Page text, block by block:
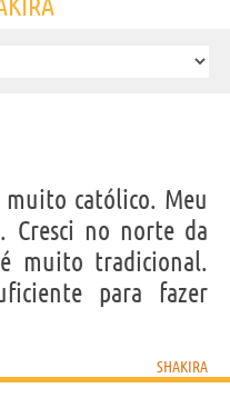
de Shakira
muito católico. Meu
Cresci no norte da
muito tradicional.
para fazer
SHAKIRA